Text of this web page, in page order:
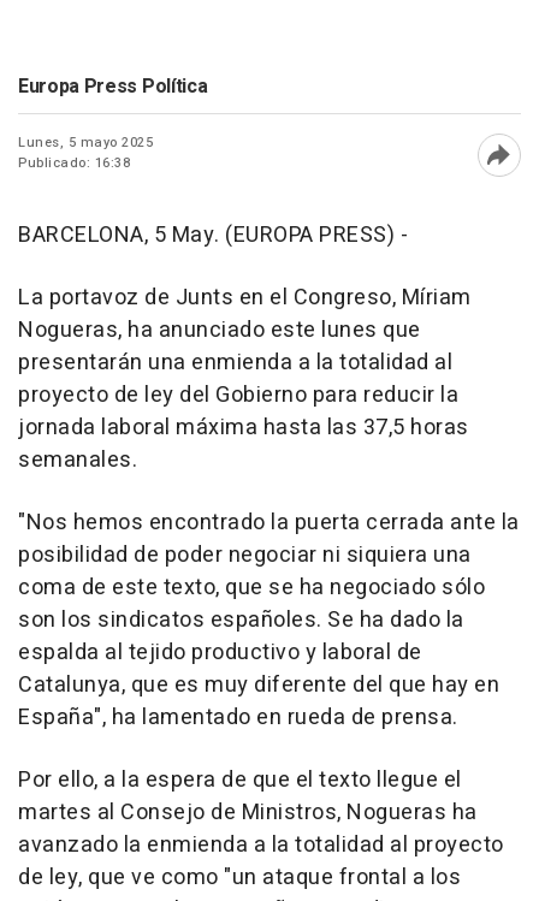
Europa Press Política
Lunes, 5 mayo 2025
Publicado: 16:38
BARCELONA, 5 May. (EUROPA PRESS) -
La portavoz de Junts en el Congreso, Míriam
Nogueras, ha anunciado este lunes que
presentarán una enmienda a la totalidad al
proyecto de ley del Gobierno para reducir la
jornada laboral máxima hasta las 37,5 horas
semanales.
"Nos hemos encontrado la puerta cerrada ante la
posibilidad de poder negociar ni siquiera una
coma de este texto, que se ha negociado sólo
son los sindicatos españoles. Se ha dado la
espalda al tejido productivo y laboral de
Catalunya, que es muy diferente del que hay en
España", ha lamentado en rueda de prensa.
Por ello, a la espera de que el texto llegue el
martes al Consejo de Ministros, Nogueras ha
avanzado la enmienda a la totalidad al proyecto
de ley, que ve como "un ataque frontal a los